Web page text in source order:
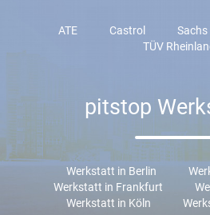
ATE Castrol Sachs
TÜV
pitstop
Werkstatt in Berlin
Werkstatt in Frankfurt
Werkstatt in Köln